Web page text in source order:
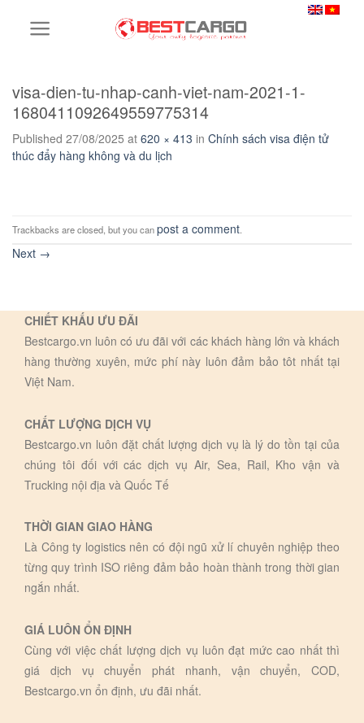
visa-dien-tu-nhap-canh-viet-nam-2021-1-
1680411092649559775314
Published 27/08/2025 at 620 × 413 in Chính sách visa điện tử
thúc đẩy hàng không và du lịch
Trackbacks are closed, but you canpost a comment.
Next →
CHIẾT KHẤU ƯU ĐÃI
Bestcargo.vn luôn có ưu đãi với các khách hàng lớn và khách
hàng thường xuyên, mức phí này luôn đảm bảo tôt nhất tại
Việt Nam.
CHẤT LƯỢNG DỊCH VỤ
Bestcargo.vn luôn đặt chất lượng dịch vụ là lý do tồn tại của
chúng tôi đối với các dịch vụ Air, Sea, Rail, Kho vận và
Trucking nội địa và Quốc Tế
THỜI GIAN GIAO HÀNG
Là Công ty logistics nên có đội ngũ xử lí chuyên nghiệp theo
từng quy trình ISO riêng đảm bảo hoàn thành trong thời gian
ngắn nhất.
GIÁ LUÔN ỔN ĐỊNH
Cùng với việc chất lượng dịch vụ luôn đạt mức cao nhất thì
giá dịch vụ chuyển phát nhanh, vận chuyển, COD,
Bestcargo.vn ổn định, ưu đãi nhất.